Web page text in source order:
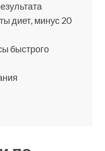
диет, минус 20
быстрого